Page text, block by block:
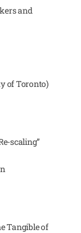
and
of Toronto)
scaling”
Tangible of